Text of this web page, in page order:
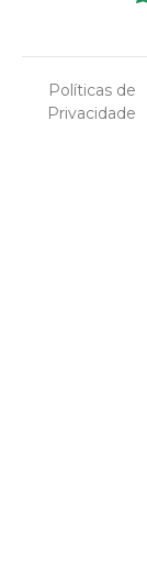
Políticas de
Privacidade